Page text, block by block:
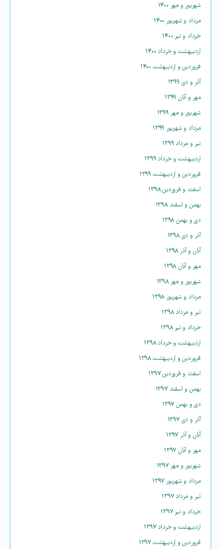
شهریور و مهر ۱۴۰۰
مرداد و شهریور ۱۴۰۰
خرداد و تیر ۱۴۰۰
اردیبهشت و خرداد ۱۴۰۰
فروردین و اردیبهشت ۱۴۰۰
آذر و دی ۱۳۹۹
مهر و آبان ۱۳۹۹
شهریور و مهر ۱۳۹۹
مرداد و شهریور ۱۳۹۹
تیر و مرداد ۱۳۹۹
اردیبهشت و خرداد ۱۳۹۹
فروردین و اردیبهشت ۱۳۹۹
اسفند و فروردین ۱۳۹۸
بهمن و اسفند ۱۳۹۸
دی و بهمن ۱۳۹۸
آذر و دی ۱۳۹۸
آبان و آذر ۱۳۹۸
مهر و آبان ۱۳۹۸
شهریور و مهر ۱۳۹۸
مرداد و شهریور ۱۳۹۸
تیر و مرداد ۱۳۹۸
خرداد و تیر ۱۳۹۸
اردیبهشت و خرداد ۱۳۹۸
فروردین و اردیبهشت ۱۳۹۸
اسفند و فروردین ۱۳۹۷
بهمن و اسفند ۱۳۹۷
دی و بهمن ۱۳۹۷
آذر و دی ۱۳۹۷
آبان و آذر ۱۳۹۷
مهر و آبان ۱۳۹۷
شهریور و مهر ۱۳۹۷
مرداد و شهریور ۱۳۹۷
تیر و مرداد ۱۳۹۷
خرداد و تیر ۱۳۹۷
اردیبهشت و خرداد ۱۳۹۷
فروردین و اردیبهشت ۱۳۹۷